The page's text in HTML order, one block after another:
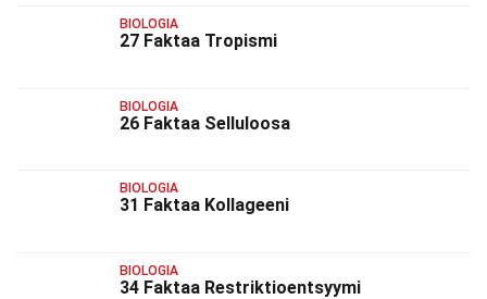
BIOLOGIA
27 Faktaa Tropismi
BIOLOGIA
26 Faktaa Selluloosa
BIOLOGIA
31 Faktaa Kollageeni
BIOLOGIA
34 Faktaa Restriktioentsyymi